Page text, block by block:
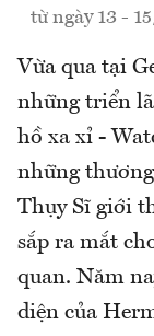
từ ngày 13 -
Vừa qua tại
những triển
hồ xa xỉ -
những
Thụy Sĩ giới
sắp ra mắt
quan. Năm
diện của